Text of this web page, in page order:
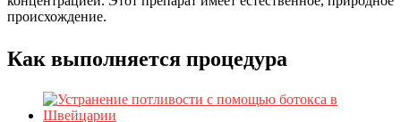
происхождение.
Как выполняется процедура